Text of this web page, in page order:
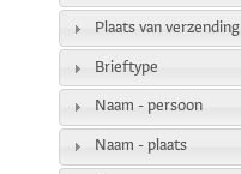
Plaats van verzending
Brieftype
Naam - persoon
Naam - plaats